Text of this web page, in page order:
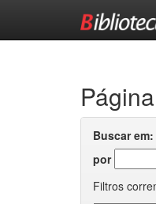
Buscar em:
por
Filtros